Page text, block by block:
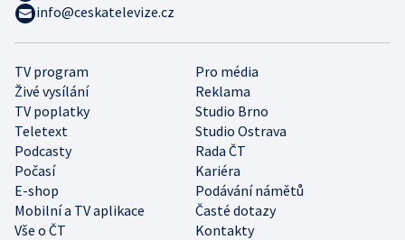
TV program
Pro média
Živé vysílání
Reklama
TV poplatky
Studio Brno
Teletext
Studio Ostrava
Podcasty
Rada ČT
Počasí
Kariéra
E-shop
Podávání námětů
Mobilní a TV aplikace
Časté dotazy
Vše o ČT
Kontakty
info@ceskatelevize.cz